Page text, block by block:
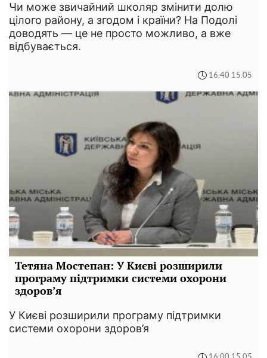
Чи може звичайний школяр змінити долю
цілого району, а згодом і країни? На Подолі
доводять — це не просто можливо, а вже
відбувається.
16:40 15.05
Тетяна Мостепан: У Києві розширили
програму підтримки системи охорони
здоров’я
У Києві розширили програму підтримки
системи охорони здоров’я